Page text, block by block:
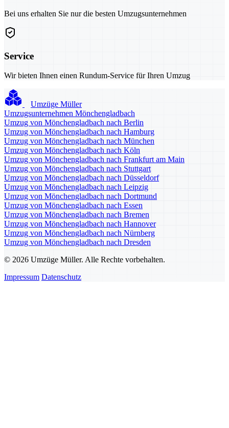
Bei uns erhalten Sie nur die besten Umzugsunternehmen
Service
Wir bieten Ihnen einen Rundum-Service für Ihren Umzug
Umzüge Müller
Umzugsunternehmen Mönchengladbach
Umzug von Mönchengladbach nach Berlin
Umzug von Mönchengladbach nach Hamburg
Umzug von Mönchengladbach nach München
Umzug von Mönchengladbach nach Köln
Umzug von Mönchengladbach nach Frankfurt am Main
Umzug von Mönchengladbach nach Stuttgart
Umzug von Mönchengladbach nach Düsseldorf
Umzug von Mönchengladbach nach Leipzig
Umzug von Mönchengladbach nach Dortmund
Umzug von Mönchengladbach nach Essen
Umzug von Mönchengladbach nach Bremen
Umzug von Mönchengladbach nach Hannover
Umzug von Mönchengladbach nach Nürnberg
Umzug von Mönchengladbach nach Dresden
© 2026 Umzüge Müller. Alle Rechte vorbehalten.
Impressum Datenschutz